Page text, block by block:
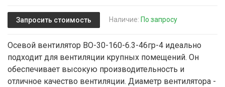
Запросить стоимость Наличие: По запросу
Осевой вентилятор ВО-30-160-6.3-46гр-4 идеально
подходит для вентиляции крупных помещений. Он
обеспечивает высокую производительность и
отличное качество вентиляции. Диаметр вентилятора -